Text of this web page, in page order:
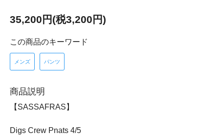
35,200円(税3,200円)
この商品のキーワード
メンズ パンツ
商品説明
【SASSAFRAS】
Digs Crew Pnats 4/5